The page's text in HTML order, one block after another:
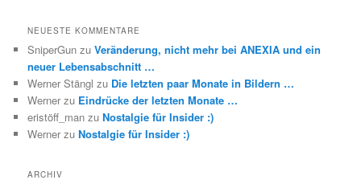
NEUESTE KOMMENTARE
SniperGun zuVeränderung, nicht mehr bei ANEXIA und ein
neuer Lebensabschnitt …
Werner Stängl zu Die letzten paar Monate in Bildern …
Werner zu Eindrücke der letzten Monate …
eristöff_man zuNostalgie für Insider :)
Werner zuNostalgie für Insider :)
ARCHIV